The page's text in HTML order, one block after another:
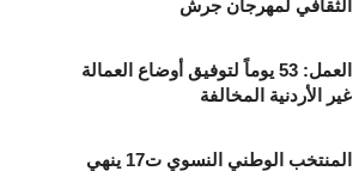
الثقافي لمهرجان جرش
العمل: 53 يوماً لتوفيق أوضاع العمالة
غير الأردنية المخالفة
المنتخب الوطني النسوي ت17 ينهي